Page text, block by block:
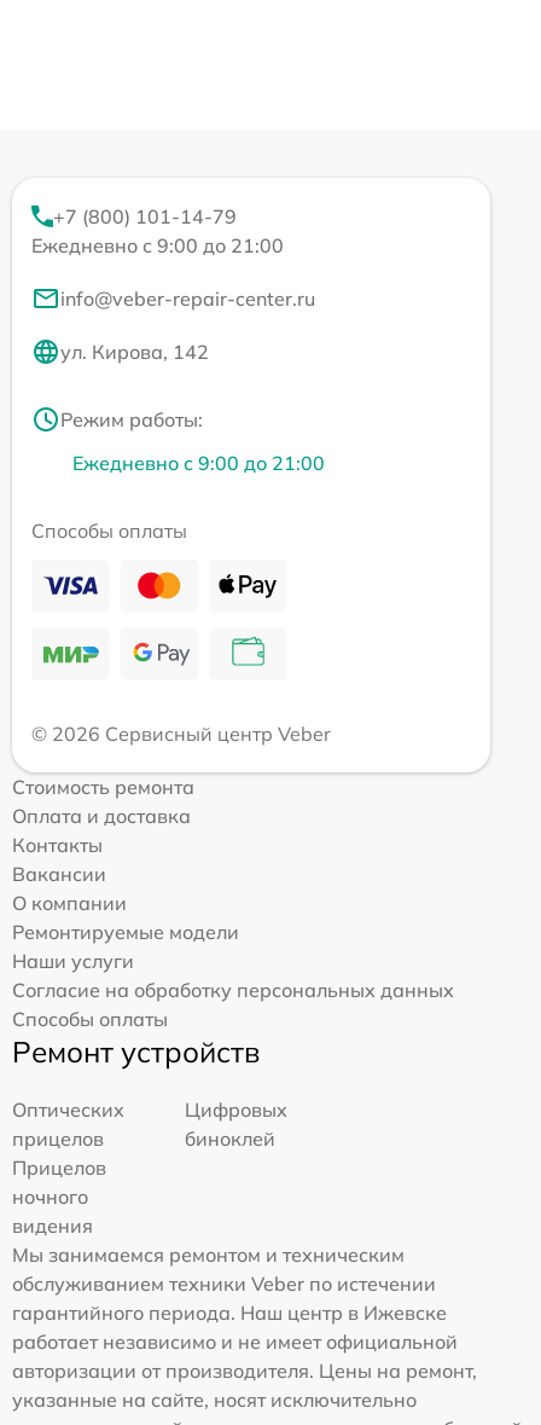
+7 (800) 101-14-79
Ежедневно с 9:00 до 21:00
info@veber-repair-center.ru
ул. Кирова, 142
Режим работы:
Ежедневно с 9:00 до 21:00
Способы оплаты
© 2026 Сервисный центр Veber
Стоимость ремонта
Оплата и доставка
Контакты
Вакансии
О компании
Ремонтируемые модели
Наши услуги
Согласие на обработку персональных данных
Способы оплаты
Ремонт устройств
Оптических
прицелов
Цифровых
биноклей
Прицелов
ночного
видения
Мы занимаемся ремонтом и техническим
обслуживанием техники Veber по истечении
гарантийного периода. Наш центр в Ижевске
работает независимо и не имеет официальной
авторизации от производителя. Цены на ремонт,
указанные на сайте, носят исключительно